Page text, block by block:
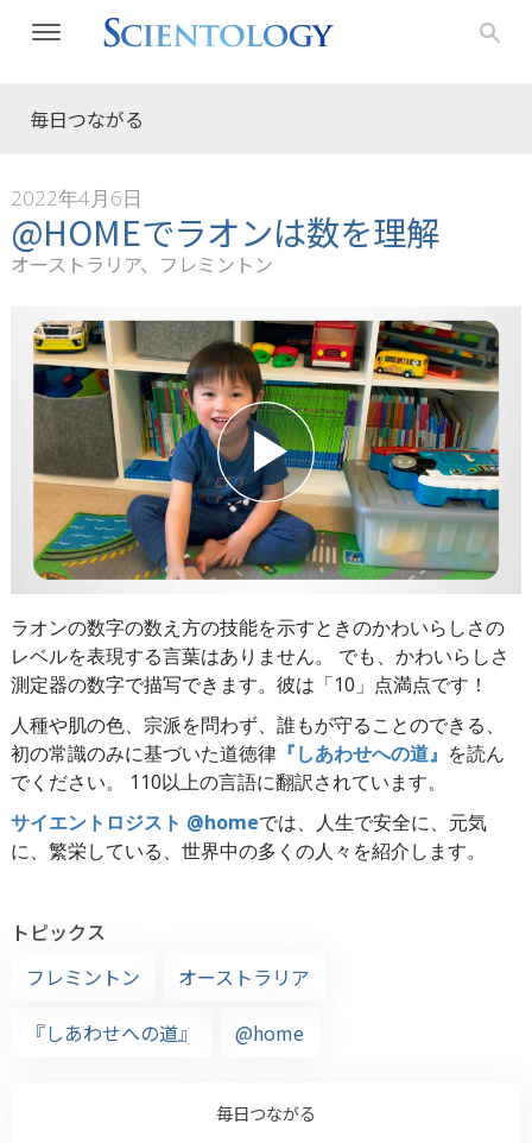
毎日つながる
2022年4月6日
@HOMEでラオンは数を理解
オーストラリア、フレミントン
ラオンの数字の数え方の技能を示すときのかわいらしさの
レベルを表現する言葉はありません。 でも、かわいらしさ
測定器の数字で描写できます。彼は「10」点満点です！
人種や肌の色、宗派を問わず、誰もが守ることのできる、
初の常識のみに基づいた道徳律 『しあわせへの道』 を読ん
でください。 110以上の言語に翻訳されています。
サイエントロジスト @homeでは、人生で安全に、元気
に、繁栄している、世界中の多くの人々を紹介します。
トピックス
フレミントン
オーストラリア
『しあわせへの道』
@home
毎日つながる